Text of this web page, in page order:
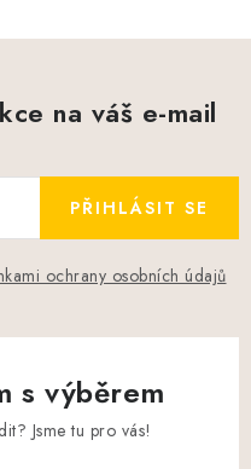
na váš e-mail
ochrany osobních údajů
PŘIHLÁSIT SE
s výběrem
Jsme tu pro vás!